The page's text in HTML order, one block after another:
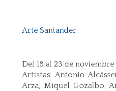
Arte Santander
Del 18 al 23 de noviembre
Artistas: Antonio
Arza, Miquel Gozalbo,